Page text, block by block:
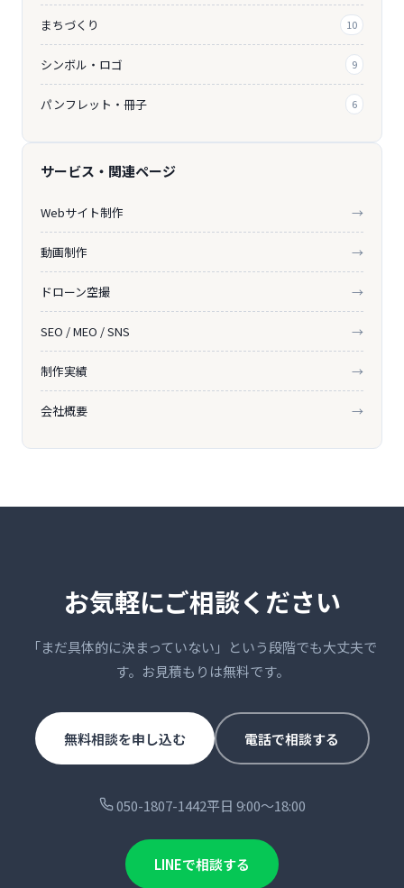
まちづくり 10
シンボル・ロゴ 9
パンフレット・冊子 6
サービス・関連ページ
Webサイト制作 →
動画制作 →
ドローン空撮 →
SEO / MEO / SNS →
制作実績 →
会社概要 →
お気軽にご相談ください
「まだ具体的に決まっていない」という段階でも大丈夫で
す。お見積もりは無料です。
無料相談を申し込む 電話で相談する
050-1807-1442平日 9:00〜18:00
LINEで相談する